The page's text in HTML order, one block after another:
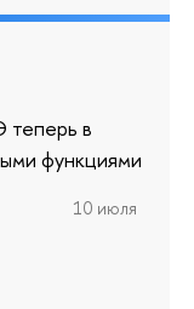
в
функциями
10 июля